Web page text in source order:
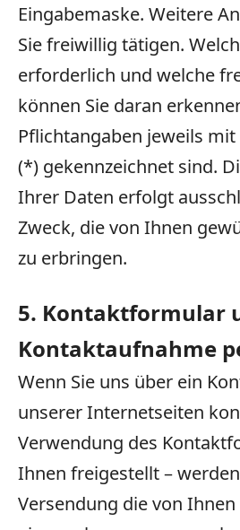
Eingabemaske. Weitere
Sie freiwillig tätigen.
erforderlich und welche
können Sie daran
Pflichtangaben jeweils
(*) gekennzeichnet sind.
Ihrer Daten erfolgt
Zweck, die von Ihnen
zu erbringen.
5. Kontaktformular
Kontaktaufnahme
Wenn Sie uns über ein
unserer Internetseiten
Verwendung des
Ihnen freigestellt –
Versendung die von